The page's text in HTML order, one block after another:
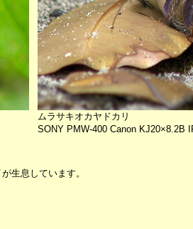
ムラサキオカヤドカリ
SONY PMW-400 Canon KJ20×8.2B
生息しています。